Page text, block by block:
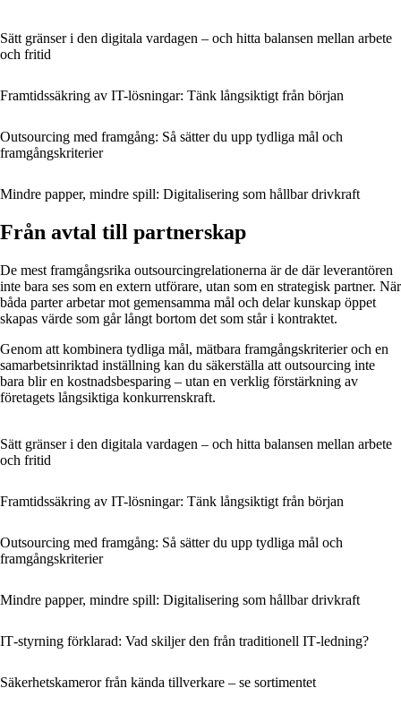
Sätt gränser i den digitala vardagen – och hitta balansen mellan arbete
och fritid
Framtidssäkring av IT-lösningar: Tänk långsiktigt från början
Outsourcing med framgång: Så sätter du upp tydliga mål och
framgångskriterier
Mindre papper, mindre spill: Digitalisering som hållbar drivkraft
Från avtal till partnerskap
De mest framgångsrika outsourcingrelationerna är de där leverantören
inte bara ses som en extern utförare, utan som en strategisk partner. När
båda parter arbetar mot gemensamma mål och delar kunskap öppet
skapas värde som går långt bortom det som står i kontraktet.
Genom att kombinera tydliga mål, mätbara framgångskriterier och en
samarbetsinriktad inställning kan du säkerställa att outsourcing inte
bara blir en kostnadsbesparing – utan en verklig förstärkning av
företagets långsiktiga konkurrenskraft.
Sätt gränser i den digitala vardagen – och hitta balansen mellan arbete
och fritid
Framtidssäkring av IT-lösningar: Tänk långsiktigt från början
Outsourcing med framgång: Så sätter du upp tydliga mål och
framgångskriterier
Mindre papper, mindre spill: Digitalisering som hållbar drivkraft
IT‑styrning förklarad: Vad skiljer den från traditionell IT‑ledning?
Säkerhetskameror från kända tillverkare – se sortimentet